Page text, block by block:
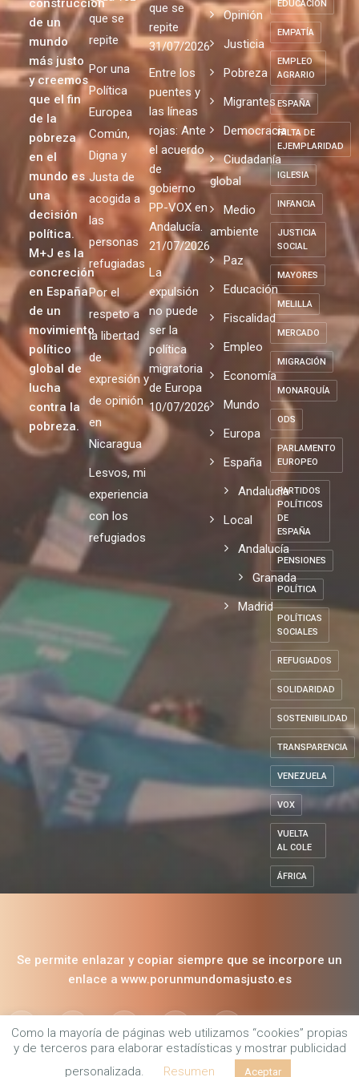
pasión
por la
construcción
de un
mundo
más justo
y creemos
que el fin
de la
pobreza
en el
mundo es
una
decisión
política.
M+J es la
concreción
en España
de un
movimiento
político
global de
contra la
que
fracasa
cada vez
que se
repite
Por una
Política
Europea
Común,
Digna y
Justa de
acogida a
las
personas
refugiadas
respeto a
la libertad
de
expresión y
de opinión
en
Nicaragua
Lesvos, mi
experiencia
refugiados
que
fracasa
cada vez
repite
31/07/2026
Entre los
puentes y
las líneas
rojas: Ante
el acuerdo
de
gobierno
PP-VOX en
Andalucía.
21/07/2026
La
expulsión
no puede
ser la
política
migratoria
de Europa
10/07/2026
político
Comunicado
Opinión
Justicia
Pobreza
Migrantes
Democracia
Ciudadanía
global
Medio
ambiente
Paz
Educación
Fiscalidad
Empleo
Economía
Mundo
Europa
España
Andalucia
Local
Andalucía
Granada
DESARROLLO
SOSTENIBLE
EDUCACIÓN
EMPATÍA
EMPLEO
AGRARIO
ESPAÑA
FALTA DE
EJEMPLARIDAD
IGLESIA
INFANCIA
JUSTICIA
SOCIAL
MAYORES
MELILLA
MERCADO
MIGRACIÓN
MONARQUÍA
ODS
PARLAMENTO
EUROPEO
PARTIDOS
POLÍTICOS
DE
ESPAÑA
PENSIONES
POLÍTICA
POLÍTICAS
SOCIALES
REFUGIADOS
SOLIDARIDAD
SOSTENIBILIDAD
TRANSPARENCIA
VENEZUELA
VOX
VUELTA
Se permite enlazar y copiar siempre que se incorpore un
enlace a www.porunmundomasjusto.es
Como la mayoría de páginas web utilizamos “cookies” propias
y de terceros para elaborar estadísticas y mostrar publicidad
personalizada.
Resumen Aceptar